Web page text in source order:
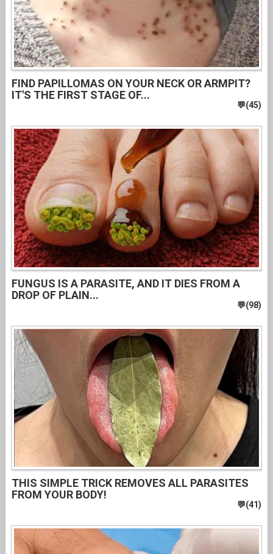
FIND PAPILLOMAS ON YOUR NECK OR ARMPIT?
IT'S THE FIRST STAGE OF...
FUNGUS IS A PARASITE, AND IT DIES FROM A
DROP OF PLAIN...
THIS SIMPLE TRICK REMOVES ALL PARASITES
FROM YOUR BODY!